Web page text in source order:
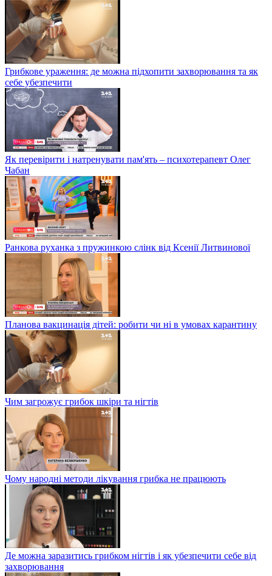
Грибкове ураження: де можна підхопити захворювання та як
себе убезпечити
Як перевірити і натренувати пам'ять – психотерапевт Олег
Чабан
Ранкова руханка з пружинкою слінк від Ксенії Литвинової
Планова вакцинація дітей: робити чи ні в умовах карантину
Чим загрожує грибок шкіри та нігтів
Чому народні методи лікування грибка не працюють
Де можна заразитись грибком нігтів і як убезпечити себе від
захворювання